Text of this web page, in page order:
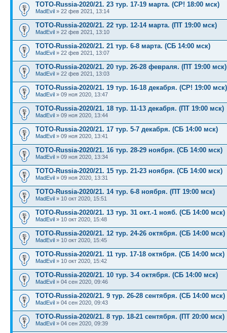
TOTO-Russia-2020/21. 23 тур. 17-19 марта. (СР! 18:00 мск)
MadEvil » 22 фев 2021, 13:14
TOTO-Russia-2020/21. 22 тур. 12-14 марта. (ПТ 19:00 мск)
MadEvil » 22 фев 2021, 13:10
TOTO-Russia-2020/21. 21 тур. 6-8 марта. (СБ 14:00 мск)
MadEvil » 22 фев 2021, 13:07
TOTO-Russia-2020/21. 20 тур. 26-28 февраля. (ПТ 19:00 мск)
MadEvil » 22 фев 2021, 13:03
TOTO-Russia-2020/21. 19 тур. 16-18 декабря. (СР! 19:00 мск)
MadEvil » 09 ноя 2020, 13:47
TOTO-Russia-2020/21. 18 тур. 11-13 декабря. (ПТ 19:00 мск)
MadEvil » 09 ноя 2020, 13:44
TOTO-Russia-2020/21. 17 тур. 5-7 декабря. (СБ 14:00 мск)
MadEvil » 09 ноя 2020, 13:41
TOTO-Russia-2020/21. 16 тур. 28-29 ноября. (СБ 14:00 мск)
MadEvil » 09 ноя 2020, 13:34
TOTO-Russia-2020/21. 15 тур. 21-23 ноября. (СБ 14:00 мск)
MadEvil » 09 ноя 2020, 13:31
TOTO-Russia-2020/21. 14 тур. 6-8 ноября. (ПТ 19:00 мск)
MadEvil » 10 окт 2020, 15:51
TOTO-Russia-2020/21. 13 тур. 31 окт.-1 нояб. (СБ 14:00 мск)
MadEvil » 10 окт 2020, 15:48
TOTO-Russia-2020/21. 12 тур. 24-26 октября. (СБ 14:00 мск)
MadEvil » 10 окт 2020, 15:45
TOTO-Russia-2020/21. 11 тур. 17-18 октября. (СБ 14:00 мск)
MadEvil » 10 окт 2020, 15:42
TOTO-Russia-2020/21. 10 тур. 3-4 октября. (СБ 14:00 мск)
MadEvil » 04 сен 2020, 09:46
TOTO-Russia-2020/21. 9 тур. 26-28 сентября. (СБ 14:00 мск)
MadEvil » 04 сен 2020, 09:43
TOTO-Russia-2020/21. 8 тур. 18-21 сентября. (ПТ 20:00 мск)
MadEvil » 04 сен 2020, 09:39